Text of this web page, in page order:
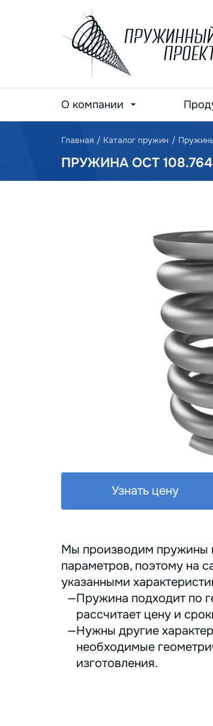
О компании
Главная / Каталог пружин /
ПРУЖИНА ОСТ
Узнать цену
Мы производим пружины
параметров, поэтому на
указанными
Пружина подходит по
рассчитает цену и
Нужны другие
необходимые
изготовления.